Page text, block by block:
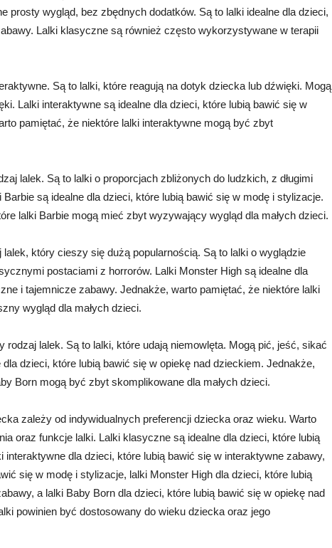
prosty wygląd, bez zbędnych dodatków. Są to lalki idealne dla dzieci,
Lalki klasyczne są również często wykorzystywane w terapii
Są to lalki, które reagują na dotyk dziecka lub dźwięki. Mogą
Lalki interaktywne są idealne dla dzieci, które lubią bawić się w
pamiętać, że niektóre lalki interaktywne mogą być zbyt
lalek. Są to lalki o proporcjach zbliżonych do ludzkich, z długimi
są idealne dla dzieci, które lubią bawić się w modę i stylizacje.
lalki Barbie mogą mieć zbyt wyzywający wygląd dla małych dzieci.
który cieszy się dużą popularnością. Są to lalki o wyglądzie
postaciami z horrorów. Lalki Monster High są idealne dla
i tajemnicze zabawy. Jednakże, warto pamiętać, że niektóre lalki
wygląd dla małych dzieci.
rodzaj lalek. Są to lalki, które udają niemowlęta. Mogą pić, jeść, sikać
dla dzieci, które lubią bawić się w opiekę nad dzieckiem. Jednakże,
Born mogą być zbyt skomplikowane dla małych dzieci.
zależy od indywidualnych preferencji dziecka oraz wieku. Warto
oraz funkcje lalki. Lalki klasyczne są idealne dla dzieci, które lubią
interaktywne dla dzieci, które lubią bawić się w interaktywne zabawy,
się w modę i stylizacje, lalki Monster High dla dzieci, które lubią
a lalki Baby Born dla dzieci, które lubią bawić się w opiekę nad
powinien być dostosowany do wieku dziecka oraz jego